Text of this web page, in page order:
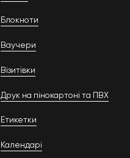
Блокноти
Ваучери
Візитівки
Друк на пінокартоні та ПВХ
Етикетки
Календарі